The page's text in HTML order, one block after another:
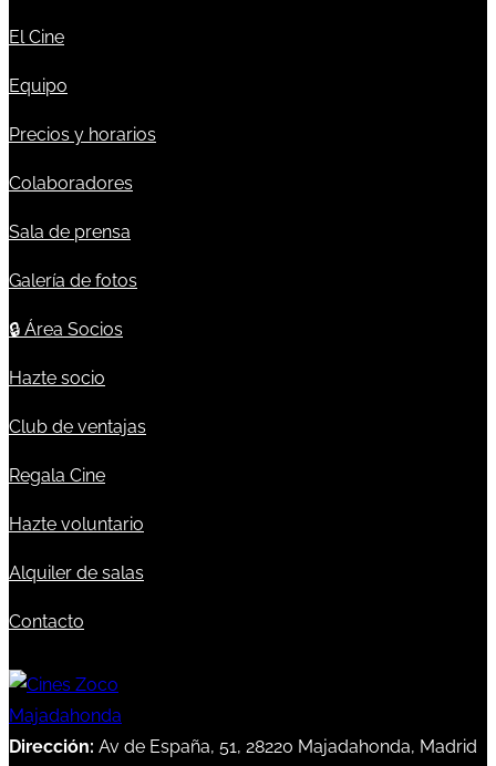
El Cine
Equipo
Precios y horarios
Colaboradores
Sala de prensa
Galería de fotos
🔒 Área Socios
Hazte socio
Club de ventajas
Regala Cine
Hazte voluntario
Alquiler de salas
Contacto
Dirección: Av de España, 51, 28220 Majadahonda, Madrid